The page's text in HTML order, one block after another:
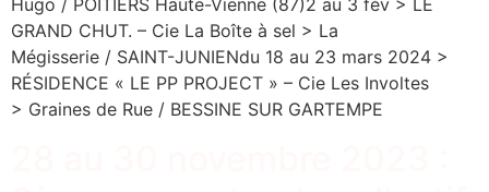
Hugo / POITIERS Haute-Vienne (87)2 au 3 fév > LE
GRAND CHUT. – Cie La Boîte à sel > La
Mégisserie / SAINT-JUNIENdu 18 au 23 mars 2024 >
RÉSIDENCE « LE PP PROJECT » – Cie Les Involtes
> Graines de Rue / BESSINE SUR GARTEMPE